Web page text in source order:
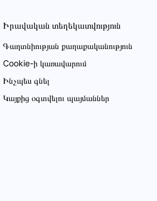
Իրավական տեղեկատվություն
Գաղտնիության քաղաքականություն
Cookie-ի կառավարում
Ինչպես գնել
Կայքից օգտվելու պայմաններ